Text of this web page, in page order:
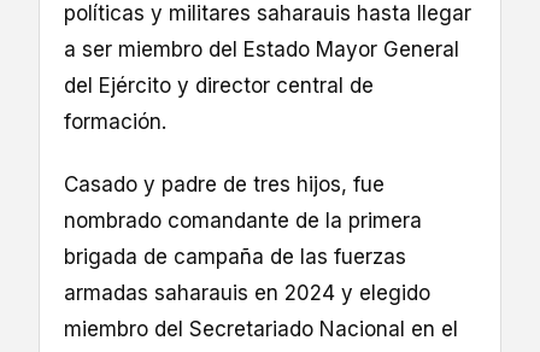
políticas y militares saharauis hasta llegar
a ser miembro del Estado Mayor General
del Ejército y director central de
formación.
Casado y padre de tres hijos, fue
nombrado comandante de la primera
brigada de campaña de las fuerzas
armadas saharauis en 2024 y elegido
miembro del Secretariado Nacional en el